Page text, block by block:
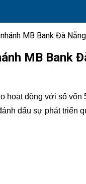
MB Bank Đà Nẵng
MB Bank
hoạt động với số
dấu sự phát triển